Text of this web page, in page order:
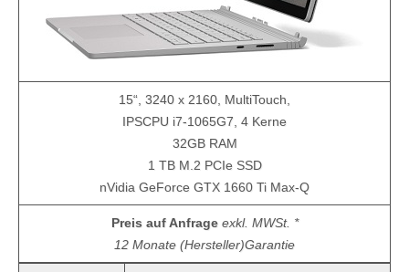
15“, 3240 x 2160, MultiTouch,
IPSCPU i7-1065G7, 4 Kerne
32GB RAM
1 TB M.2 PCIe SSD
nVidia GeForce GTX 1660 Ti Max-Q
Preis auf Anfrage exkl. MWSt. *
12 Monate (Hersteller)Garantie